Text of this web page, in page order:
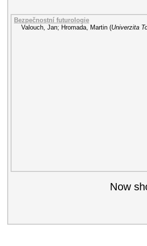
Bezpečnostní futurologie
Valouch, Jan; Hromada, Martin (Univerzita
Now